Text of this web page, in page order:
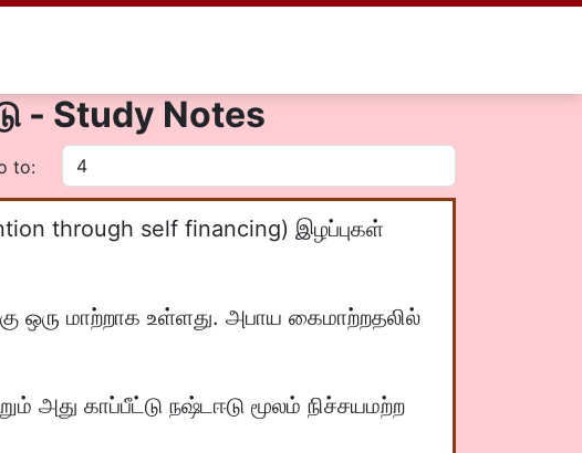
- Study Notes
to:
through self financing) இழப்புகள்
ஒரு மாற்றாக உள்ளது. அபாய கைமாற்றதலில்
அது காப்பீட்டு நஷ்டஈடு மூலம் நிச்சயமற்ற